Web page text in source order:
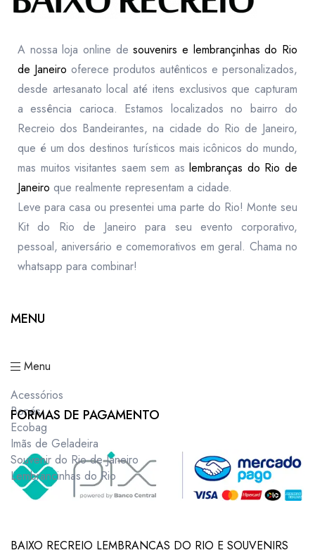
A nossa loja online desouvenirs e lembrançinhas do Rio
de Janeiro oferece produtos autênticos e personalizados,
desde artesanato local até itens exclusivos que capturam
a essência carioca. Estamos localizados no bairro do
Recreio dos Bandeirantes, na cidade do Rio de Janeiro,
que é um dos destinos turísticos mais icônicos do mundo,
mas muitos visitantes saem sem aslembranças do Rio de
Janeiro que realmente representam a cidade.
Leve para casa ou presentei uma parte do Rio! Monte seu
Kit do Rio de Janeiro para seu evento corporativo,
pessoal, aniversário e comemorativos em geral. Chama no
whatsapp para combinar!
MENU
Menu
Acessórios
Bonés
Ecobag
Imãs de Geladeira
Souvenir do Rio de Janeiro
Lembrancinhas do Rio
FORMAS DE PAGAMENTO
BAIXO RECREIO LEMBRANCAS DO RIO E SOUVENIRS